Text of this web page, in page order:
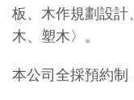
板、木作規劃設計
木、塑木〉。
本公司全採預約制